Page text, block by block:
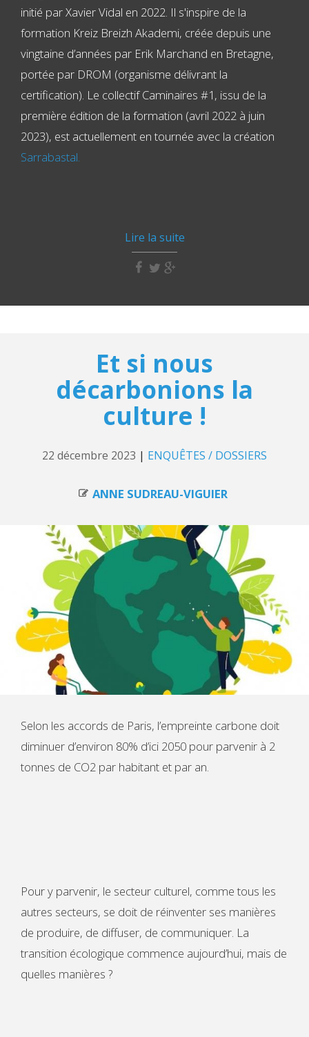
initié par Xavier Vidal en 2022. Il s'inspire de la
formation Kreiz Breizh Akademi, créée depuis une
vingtaine d’années par Erik Marchand en Bretagne,
portée par DROM (organisme délivrant la
certification). Le collectif Caminaires #1, issu de la
première édition de la formation (avril 2022 à juin
2023), est actuellement en tournée avec la création
Sarrabastal.
Lire la suite
Et si nous
décarbonions la
culture !
22 décembre 2023 | ENQUÊTES / DOSSIERS
ANNE SUDREAU-VIGUIER
Selon les accords de Paris, l’empreinte carbone doit
diminuer d’environ 80% d’ici 2050 pour parvenir à 2
tonnes de CO2 par habitant et par an.
Pour y parvenir, le secteur culturel, comme tous les
autres secteurs, se doit de réinventer ses manières
de produire, de diffuser, de communiquer. La
transition écologique commence aujourd’hui, mais de
quelles manières ?